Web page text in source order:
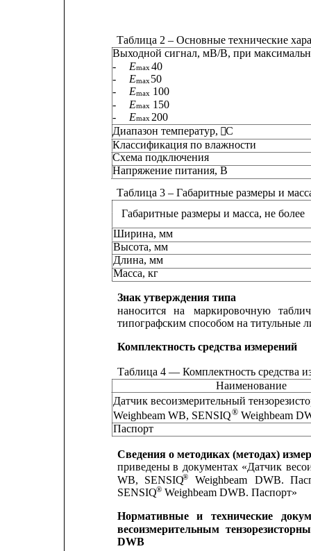
Таблица 2 – Основные технические
Выходной сигнал, мВ/В, при
-
Emax40
-
Emax 50
-
Emax 100
-
Emax 150
-
Emax 200
Диапазон температур, С
Классификация по влажности
Схема подключения
Напряжение питания, В
Таблица 3 – Габаритные размеры и
Габаритные размеры и масса, не более
Ширина, мм
Высота, мм
Длина, мм
Масса, кг
Знак утверждения типа
наносится
на маркировочную
типографским способом на титульные
Комплектность средства измерений
Таблица 4 — Комплектность средства
Наименование
Датчик весоизмерительный
Weighbeam WB, SENSIQ® Weighbeam
Паспорт
Сведения о методиках (методах)
приведены в документах «Датчик
WB,
SENSIQ® Weighbeam DWB.
SENSIQ® Weighbeam DWB. Паспорт»
Нормативные
и технические
весоизмерительным
DWB